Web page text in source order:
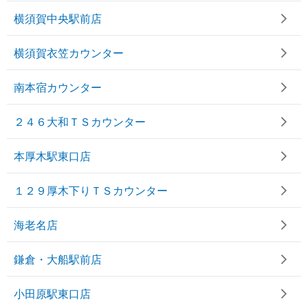
横須賀中央駅前店
横須賀衣笠カウンター
南本宿カウンター
２４６大和ＴＳカウンター
本厚木駅東口店
１２９厚木下りＴＳカウンター
海老名店
鎌倉・大船駅前店
小田原駅東口店